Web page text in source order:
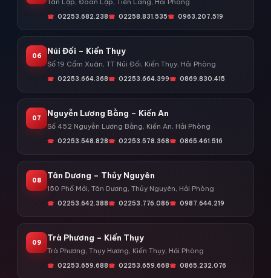
02253.682.238 02258.831.535 0963.207.519
06
Núi Đối – Kiến Thụy
Số 19 Cẩm Xuân, TT Núi Đối, Kiến Thụy, Hải Phòng
02253.664.368 02253.664.399 0869.830.415
07
Nguyễn Lương Bằng – Kiến An
Số 452 Nguyễn Lương Bằng, Kiến An, Hải Phòng
02253.548.828 02253.578.368 0865.461.516
08
Tân Dương – Thủy Nguyên
150 Phố Mới, Tân Dương, Thủy Nguyên, Hải Phòng
02253.642.388 02253.776.086 0987.644.219
09
Trà Phương – Kiến Thụy
Trà Phương, Thụy Hương, Kiến Thụy, Hải Phòng
02253.659.688 02253.659.668 0865.232.076